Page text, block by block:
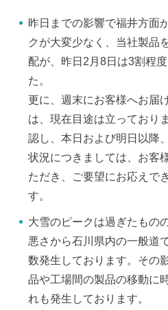
昨日までの影響で福井方面
クが大変少なく、当社製品
配が、昨日2月8日は3割程
た。
更に、週末にお客様へお届
は、現在目途は立っており
認し、本日および明日以降
状況につきましては、お客
ただき、ご要望にお応えで
す。
大雪のピークは過ぎたもの
悪さから石川県内の一般道
数発生しております。その
品や工場間の製品の移動に
れも発生しております。